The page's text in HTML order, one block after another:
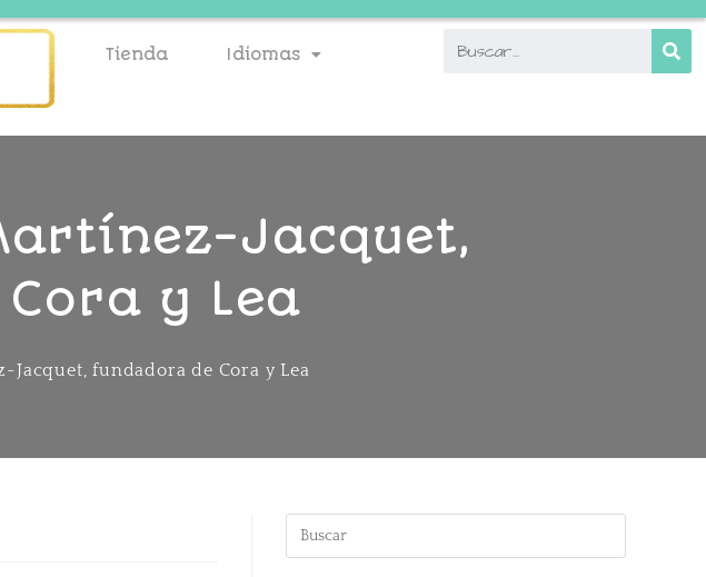
Tienda Idiomas
Jacquet,
y Lea
Jacquet, fundadora de Cora y Lea